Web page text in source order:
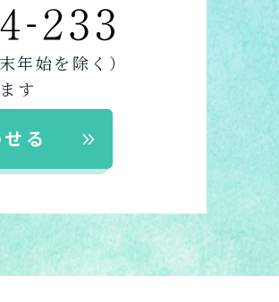
要です
年始を除く）
す
る